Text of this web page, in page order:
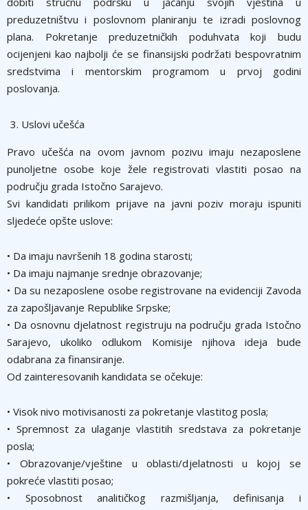
preduzetništvu i poslovnom planiranju te izradi poslovnog
plana. Pokretanje preduzetničkih poduhvata koji budu
ocijenjeni kao najbolji će se finansijski podržati bespovratnim
sredstvima i mentorskim programom u prvoj godini
poslovanja.
Uslovi učešća
Pravo učešća na ovom javnom pozivu imaju nezaposlene
punoljetne osobe koje žele registrovati vlastiti posao na
području grada Istočno Sarajevo.
Svi kandidati prilikom prijave na javni poziv moraju ispuniti
sljedeće opšte uslove:
• Da imaju navršenih 18 godina starosti;
• Da imaju najmanje srednje obrazovanje;
• Da su nezaposlene osobe registrovane na evidenciji Zavoda
za zapošljavanje Republike Srpske;
• Da osnovnu djelatnost registruju na području grada Istočno
Sarajevo, ukoliko odlukom Komisije njihova ideja bude
odabrana za finansiranje.
Od zainteresovanih kandidata se očekuje:
• Visok nivo motivisanosti za pokretanje vlastitog posla;
• Spremnost za ulaganje vlastitih sredstava za pokretanje
posla;
• Obrazovanje/vještine u oblasti/djelatnosti u kojoj se
pokreće vlastiti posao;
• Sposobnost analitičkog razmišljanja, definisanja i